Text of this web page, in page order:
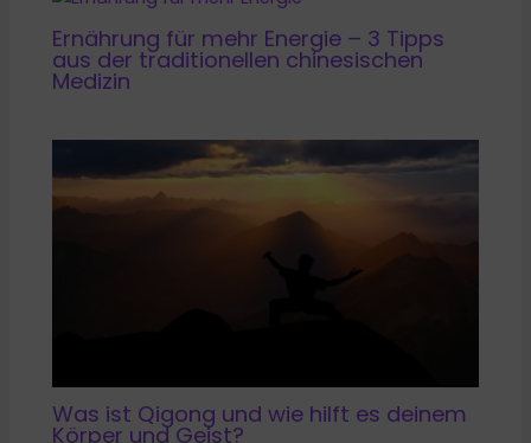
Ernährung für mehr Energie – 3 Tipps
aus der traditionellen chinesischen
Medizin
Was ist Qigong und wie hilft es deinem
Körper und Geist?